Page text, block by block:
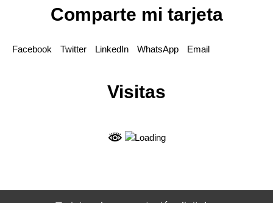
Comparte mi tarjeta
Facebook Twitter LinkedIn WhatsApp Email
Visitas